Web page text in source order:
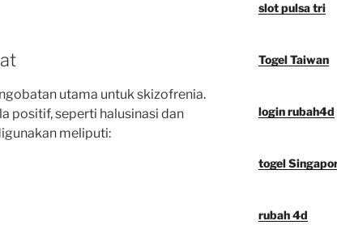
utama untuk skizofrenia.
positif, seperti halusinasi dan
meliputi:
slot pulsa tri
Togel Taiwan
login rubah4d
togel
rubah 4d